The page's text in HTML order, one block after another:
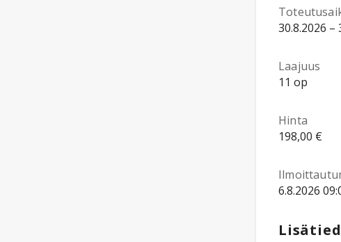
30.8.2026 –
Laajuus
11 op
Hinta
198,00 €
6.8.2026